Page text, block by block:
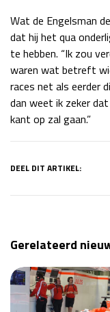
Wat de Engelsman
dat hij het qua
te hebben. “Ik zou
waren wat betreft
races net als eerder
dan weet ik zeker
kant op zal gaan.”
DEEL DIT ARTIKEL:
Gerelateerd